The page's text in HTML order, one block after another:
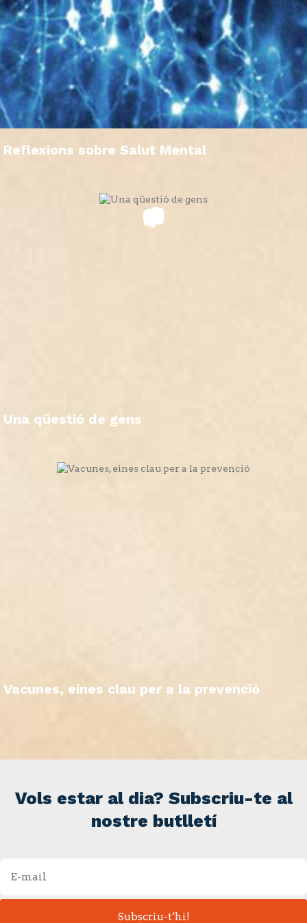
Reflexions sobre Salut Mental
Una qüestió de gens
Vacunes, eines clau per a la prevenció
Vols estar al dia? Subscriu-te al
nostre butlletí